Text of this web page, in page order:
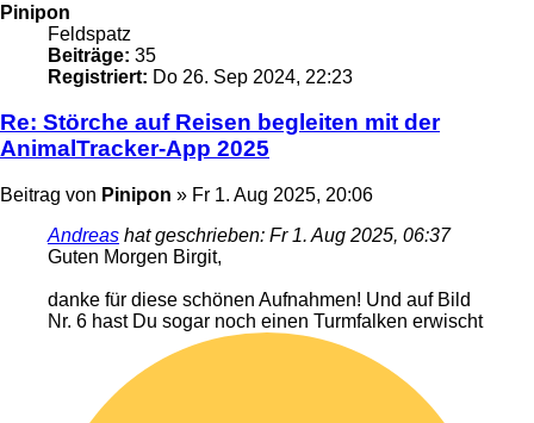
Pinipon
Feldspatz
Beiträge: 35
Registriert: Do 26. Sep 2024, 22:23
Re: Störche auf Reisen begleiten mit der
AnimalTracker-App 2025
Beitrag von Pinipon » Fr 1. Aug 2025, 20:06
Andreas hat geschrieben: Fr 1. Aug 2025, 06:37
Guten Morgen Birgit,
danke für diese schönen Aufnahmen! Und auf Bild
Nr. 6 hast Du sogar noch einen Turmfalken erwischt